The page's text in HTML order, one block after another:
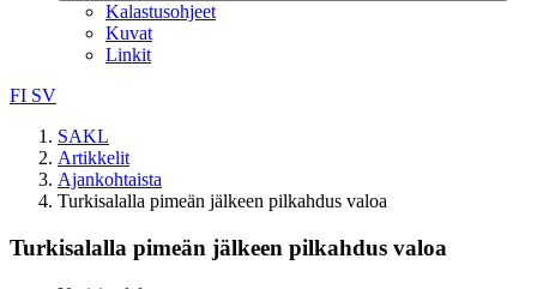
Kalastusohjeet
Kuvat
Linkit
FI SV
SAKL
Artikkelit
Ajankohtaista
Turkisalalla pimeän jälkeen pilkahdus valoa
Turkisalalla pimeän jälkeen pilkahdus valoa